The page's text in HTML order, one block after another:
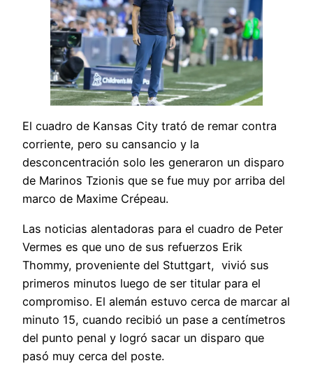
El cuadro de Kansas City trató de remar contra
corriente, pero su cansancio y la
desconcentración solo les generaron un disparo
de Marinos Tzionis que se fue muy por arriba del
marco de Maxime Crépeau.
Las noticias alentadoras para el cuadro de Peter
Vermes es que uno de sus refuerzos Erik
Thommy, proveniente del Stuttgart, vivió sus
primeros minutos luego de ser titular para el
compromiso. El alemán estuvo cerca de marcar al
minuto 15, cuando recibió un pase a centímetros
del punto penal y logró sacar un disparo que
pasó muy cerca del poste.